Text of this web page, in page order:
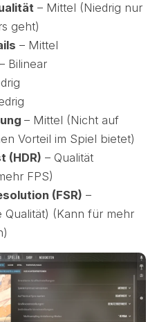
– Mittel (Niedrig nur
geht)
– Mittel
– Bilinear
– Mittel (Nicht auf
Vorteil im Spiel bietet)
(HDR) – Qualität
FPS)
(FSR) –
Qualität) (Kann für mehr